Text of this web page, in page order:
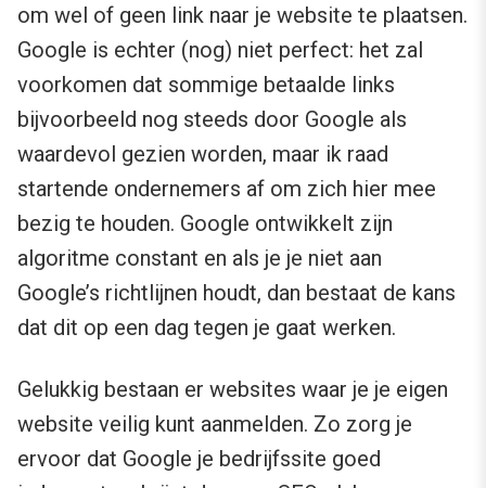
om wel of geen link naar je website te plaatsen.
Google is echter (nog) niet perfect: het zal
voorkomen dat sommige betaalde links
bijvoorbeeld nog steeds door Google als
waardevol gezien worden, maar ik raad
startende ondernemers af om zich hier mee
bezig te houden. Google ontwikkelt zijn
algoritme constant en als je je niet aan
Google’s richtlijnen houdt, dan bestaat de kans
dat dit op een dag tegen je gaat werken.
Gelukkig bestaan er websites waar je je eigen
website veilig kunt aanmelden. Zo zorg je
ervoor dat Google je bedrijfssite goed